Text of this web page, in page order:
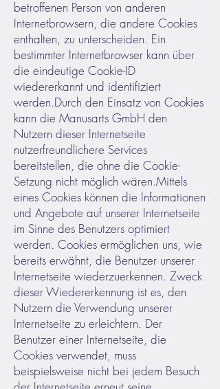
betroffenen Person von anderen
Internetbrowsern, die andere Cookies
enthalten, zu unterscheiden. Ein
bestimmter Internetbrowser kann über
die eindeutige Cookie-ID
wiedererkannt und identifiziert
werden.Durch den Einsatz von Cookies
kann die Manusarts GmbH den
Nutzern dieser Internetseite
nutzerfreundlichere Services
bereitstellen, die ohne die Cookie-
Setzung nicht möglich wären.Mittels
eines Cookies können die Informationen
und Angebote auf unserer Internetseite
im Sinne des Benutzers optimiert
werden. Cookies ermöglichen uns, wie
bereits erwähnt, die Benutzer unserer
Internetseite wiederzuerkennen. Zweck
dieser Wiedererkennung ist es, den
Nutzern die Verwendung unserer
Internetseite zu erleichtern. Der
Benutzer einer Internetseite, die
Cookies verwendet, muss
beispielsweise nicht bei jedem Besuch